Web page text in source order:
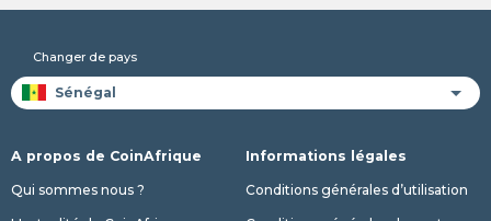
Changer de pays
A propos de CoinAfrique
Qui sommes nous ?
Informations légales
Conditions générales d’utilisation